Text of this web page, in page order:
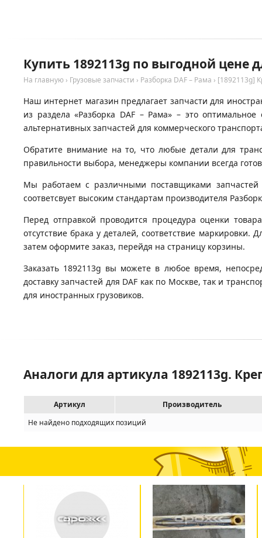
Купить 1892113g по выгодной цене
На главную › Грузовые запчасти › Разборка DAF – Рама › [1892113g]
Наш интернет магазин предлагает запчасти для
из раздела «Разборка DAF – Рама» – это
альтернативных запчастей для коммерческого
Обратите внимание на то, что любые детали для
правильности выбора, менеджеры компании всегда
Мы работаем с различными поставщиками запчастей
соответсвует высоким стандартам производителя
Перед отправкой проводится процедура оценки
отсутствие брака у деталей, соответствие
затем оформите заказ, перейдя на страницу корзины.
Заказать 1892113g вы можете в любое время,
доставку запчастей для DAF как по Москве, так и
для иностранных грузовиков.
Аналоги для артикула 1892113g.
Артикул
Производитель
Не найдено подходящих позиций